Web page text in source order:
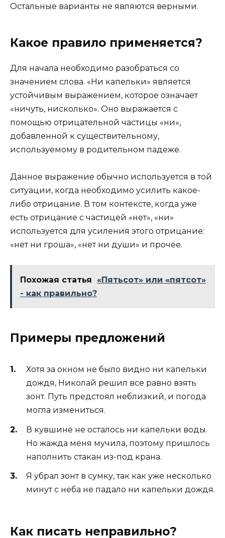
Остальные варианты не являются верными.
Какое правило применяется?
Для начала необходимо разобраться со
значением слова. «Ни капельки» является
устойчивым выражением, которое означает
«ничуть, нисколько». Оно выражается с
помощью отрицательной частицы «ни»,
добавленной к существительному,
используемому в родительном падеже.
Данное выражение обычно используется в той
ситуации, когда необходимо усилить какое-
либо отрицание. В том контексте, когда уже
есть отрицание с частицей «нет», «ни»
используется для усиления этого отрицание:
«нет ни гроша», «нет ни души» и прочее.
Похожая статья
«Пятьсот» или «пятсот»
- как правильно?
Примеры предложений
Хотя за окном не было видно ни капельки
дождя, Николай решил все равно взять
зонт. Путь предстоял неблизкий, и погода
могла измениться.
В кувшине не осталось ни капельки воды.
Но жажда меня мучила, поэтому пришлось
наполнить стакан из-под крана.
Я убрал зонт в сумку, так как уже несколько
минут с неба не падало ни капельки дождя.
Как писать неправильно?